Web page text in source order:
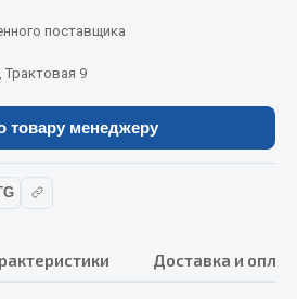
ещё
поставщика
Трактовая 9
товару менеджеру
Доставка и